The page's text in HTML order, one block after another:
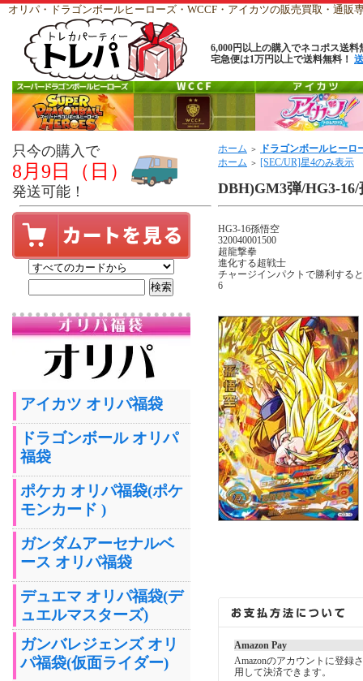
オリパ・ドラゴンボールヒーローズ・WCCF・アイカツの販売買取・通
6,000円以上の購入でネコポス送料
宅急便は1万円以上で送料無料！
只今の購入で
8月9日（日）
発送可能！
アイカツ オリパ福袋
ドラゴンボール オリパ
福袋
ポケカ オリパ福袋(ポケ
モンカード )
ガンダムアーセナルベ
ース オリパ福袋
デュエマ オリパ福袋(デ
ュエルマスターズ)
ガンバレジェンズ オリ
パ福袋(仮面ライダー)
ホーム ＞
ドラゴンボールヒーロ
ホーム ＞ [SEC/UR]星4のみ表示
DBH)GM3弾/HG3-
HG3-16孫悟空
320040001500
超龍撃拳
進化する超戦士
チャージインパクトで勝利する
6
Amazon Pay
Amazonのアカウントに登録
用して決済できます。